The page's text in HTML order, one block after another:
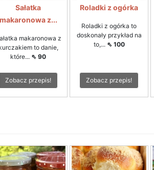
Sałatka
makaronowa z...
makaronowa z
to danie,
które... ⇖ 90
Zobacz przepis!
Roladki z ogórka
Roladki z ogórka to
doskonały przykład na
to,... ⇖ 100
Zobacz przepis!